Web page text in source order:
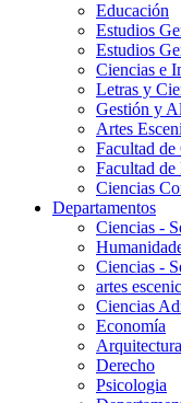
Educación
Estudios
Estudios
Ciencias e
Letras y
Gestión y
Artes
Facultad
Facultad
Ciencias
Departamentos
Ciencias -
Ciencias -
artes
Ciencias
Economía
Arquitectura
Derecho
Psicologia